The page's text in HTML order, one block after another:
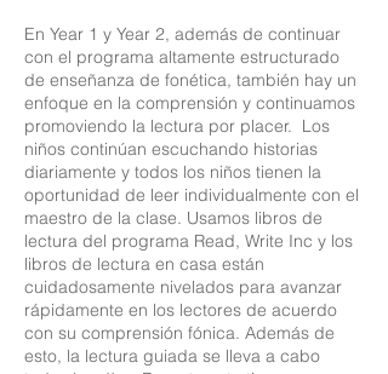
En Year 1 y Year 2, además de continuar
con el programa altamente estructurado
de enseñanza de fonética, también hay un
enfoque en la comprensión y continuamos
promoviendo la lectura por placer. Los
niños continúan escuchando historias
diariamente y todos los niños tienen la
oportunidad de leer individualmente con el
maestro de la clase. Usamos libros de
lectura del programa Read, Write Inc y los
libros de lectura en casa están
cuidadosamente nivelados para avanzar
rápidamente en los lectores de acuerdo
con su comprensión fónica. Además de
esto, la lectura guiada se lleva a cabo